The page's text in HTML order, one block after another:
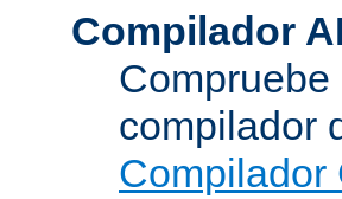
Compilador
compilador
Compilador